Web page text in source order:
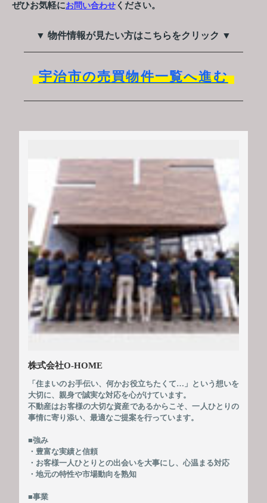
ぜひお気軽にお問い合わせ ください。
▼ 物件情報が見たい方はこちらをクリック ▼
宇治市の売買物件一覧へ進む
株式会社O-HOME
「住まいのお手伝い、何かお役立ちたくて…」という想いを
大切に、親身で誠実な対応を心がけています。
不動産はお客様の大切な資産であるからこそ、一人ひとりの
事情に寄り添い、最適なご提案を行っています。
■強み
・豊富な実績と信頼
・お客様一人ひとりとの出会いを大事にし、心温まる対応
・地元の特性や市場動向を熟知
■事業